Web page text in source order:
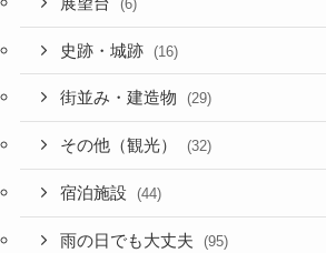
(6)
史跡・城跡 (16)
街並み・建造物 (29)
その他（観光） (32)
宿泊施設 (44)
雨の日でも大丈夫 (95)